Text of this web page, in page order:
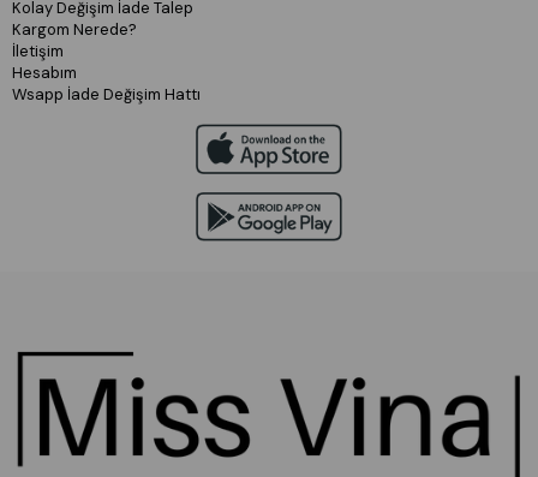
Kolay Değişim İade Talep
Kargom Nerede?
İletişim
Hesabım
Wsapp İade Değişim Hattı